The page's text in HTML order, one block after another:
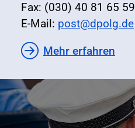
Fax: (030) 40 81 65 59
E-Mail: post@dpolg.de
Mehr erfahren